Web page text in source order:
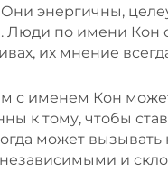
Они энергичны,
Люди по имени
их мнение
с именем Кон
к тому, чтобы
может
и